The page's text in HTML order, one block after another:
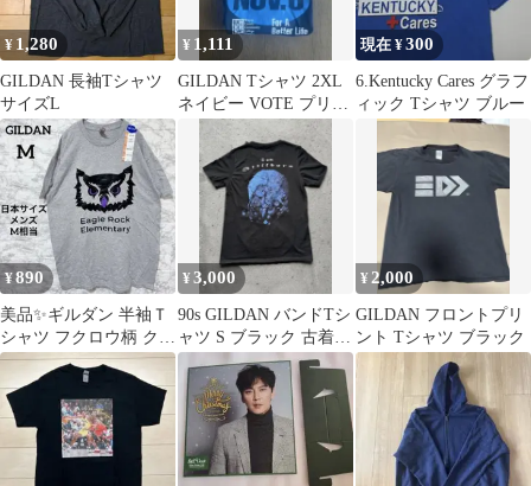
¥ 1,280
GILDAN 長袖Tシャツ
サイズL
¥ 1,111
GILDAN Tシャツ 2XL
ネイビー VOTE プリン
現在 ¥300
6.Kentucky Cares グラフ
ィック Tシャツ ブルー
¥890
美品✨ギルダン 半袖Ｔ
シャツ フクロウ柄 クル
ーネック Ｍ グレー カ
ジュアル
¥3,000
90s GILDAN バンドTシ
ャツ S ブラック 古着
綿100%
¥ 2,000
GILDAN フロントプリ
ント Tシャツ ブラック